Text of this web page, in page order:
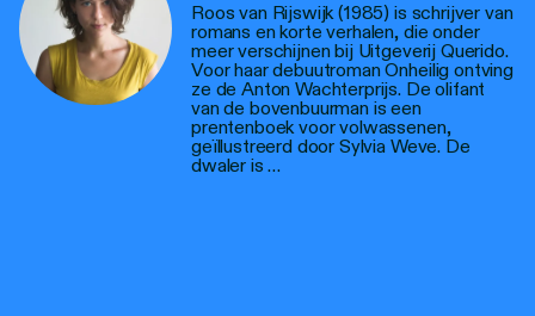
Roos van Rijswijk (1985) is schrijver van
romans en korte verhalen, die onder
meer verschijnen bij Uitgeverij Querido.
Voor haar debuutroman Onheilig ontving
ze de Anton Wachterprijs. De olifant
van de bovenbuurman is een
prentenboek voor volwassenen,
geïllustreerd door Sylvia Weve. De
dwaler is …